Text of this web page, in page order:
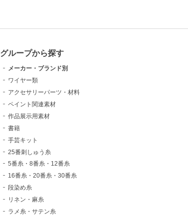
グループから探す
メーカー・ブランド別
ワイヤー類
アクセサリーパーツ・材料
ペイント関連素材
作品展示用素材
書籍
手芸キット
25番刺しゅう糸
5番糸・8番糸・12番糸
16番糸・20番糸・30番糸
段染め糸
リネン・麻糸
ラメ糸・サテン糸